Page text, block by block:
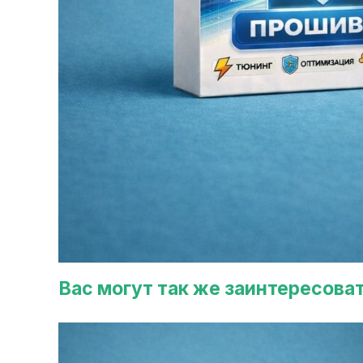
Вас могут так же